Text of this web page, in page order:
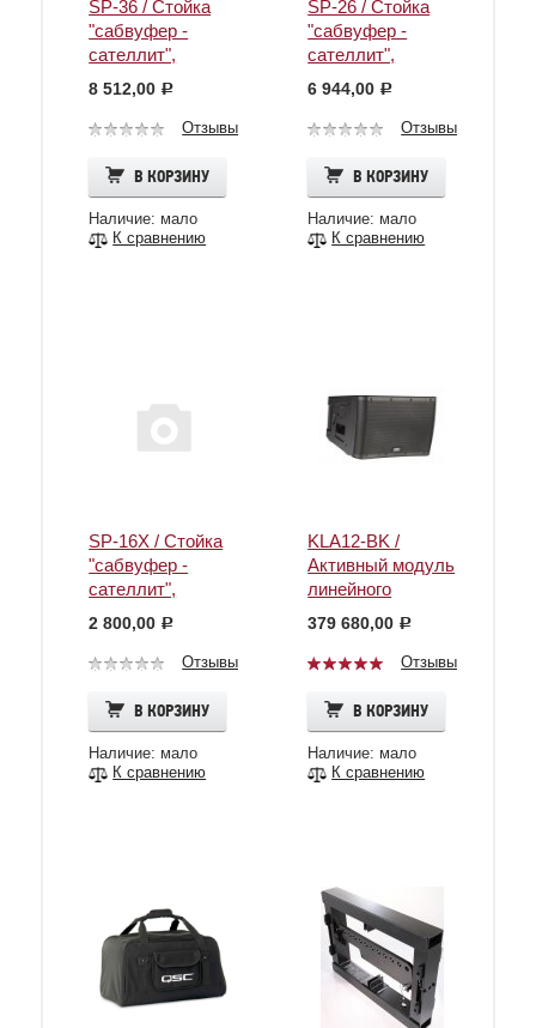
SP-36 / Стойка
"сабвуфер -
сателлит",
диаметр 35 мм,
длина 91 см, к
сабвуферам
/QSC
8 512,00 c
Отзывы
В КОРЗИНУ
Наличие: мало
К сравнению
SP-26 / Стойка
"сабвуфер -
сателлит",
диаметр 35 мм,
длина 66 см /
QSC
6 944,00 c
Отзывы
В КОРЗИНУ
Наличие: мало
К сравнению
SP-16X / Стойка
"сабвуфер -
сателлит",
диаметр 35 мм,
длина 40 см /
QSC
2 800,00 c
Отзывы
В КОРЗИНУ
Наличие: мало
К сравнению
KLA12-BK /
Активный модуль
линейного
массива 1000Вт /
379 680,00 c
Отзывы
В КОРЗИНУ
Наличие: мало
К сравнению